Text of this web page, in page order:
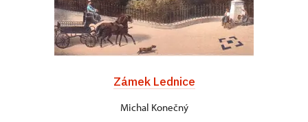
Zámek Lednice
Michal Konečný